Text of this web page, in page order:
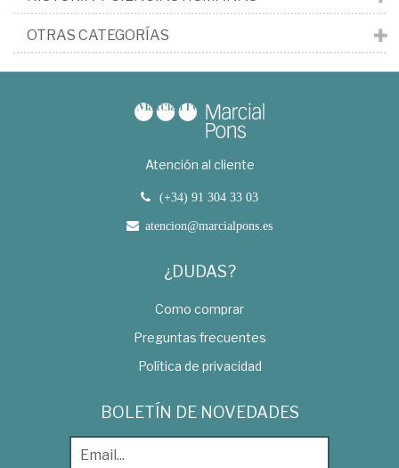
OTRAS CATEGORÍAS
Atención al cliente
(+34) 91 304 33 03
atencion@marcialpons.es
¿DUDAS?
Como comprar
Preguntas frecuentes
Política de privacidad
BOLETÍN DE NOVEDADES